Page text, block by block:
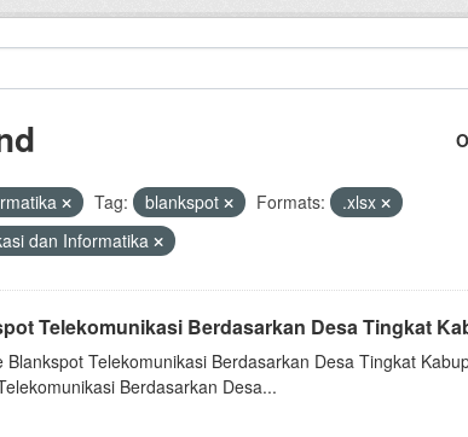
Tag: blankspot Formats:
.xlsx
dan Informatika
Telekomunikasi Berdasarkan Desa Tingkat
Telekomunikasi Berdasarkan Desa Tingkat
Berdasarkan Desa...